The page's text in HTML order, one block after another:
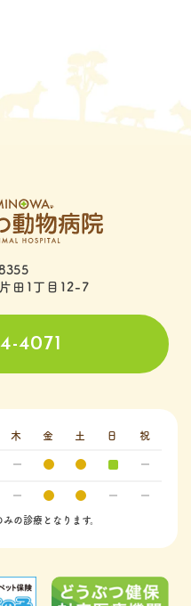
田1丁目12-7
4071
木 金 土 日 祝
の診療となります。